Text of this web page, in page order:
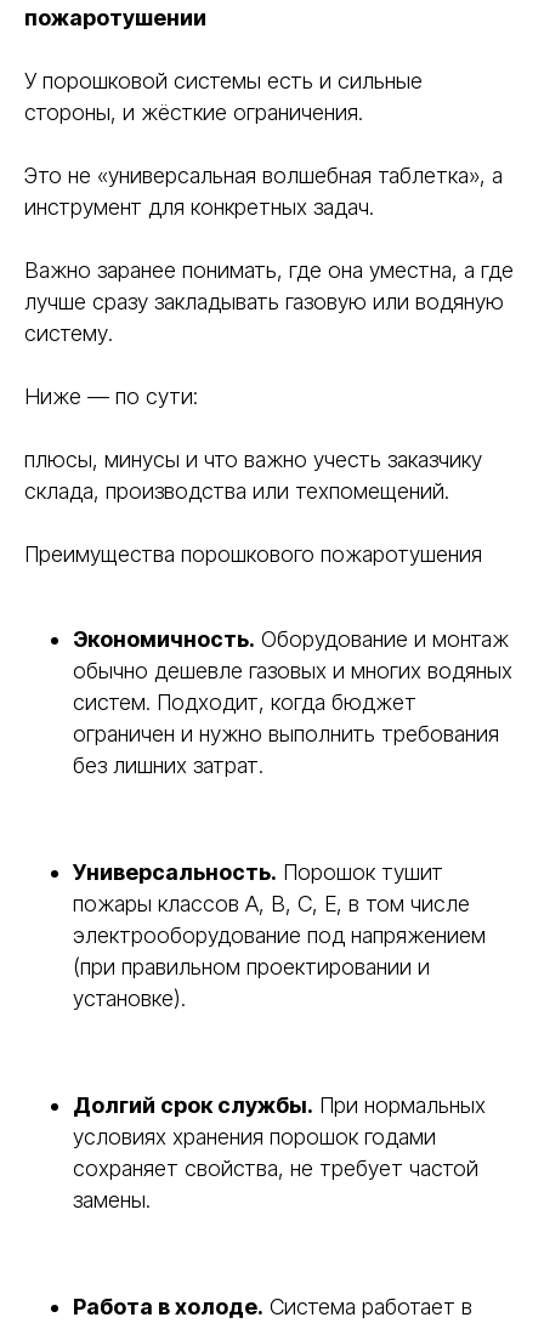
пожаротушении
У порошковой системы есть и сильные
стороны, и жёсткие ограничения.
Это не «универсальная волшебная таблетка», а
инструмент для конкретных задач.
Важно заранее понимать, где она уместна, а где
лучше сразу закладывать газовую или водяную
систему.
Ниже — по сути:
плюсы, минусы и что важно учесть заказчику
склада, производства или техпомещений.
Преимущества порошкового пожаротушения
Экономичность. Оборудование и монтаж
обычно дешевле газовых и многих водяных
систем. Подходит, когда бюджет
ограничен и нужно выполнить требования
без лишних затрат.
Универсальность. Порошок тушит
пожары классов A, B, C, E, в том числе
электрооборудование под напряжением
(при правильном проектировании и
установке).
Долгий срок службы. При нормальных
условиях хранения порошок годами
сохраняет свойства, не требует частой
замены.
Работа в холоде. Система работает в